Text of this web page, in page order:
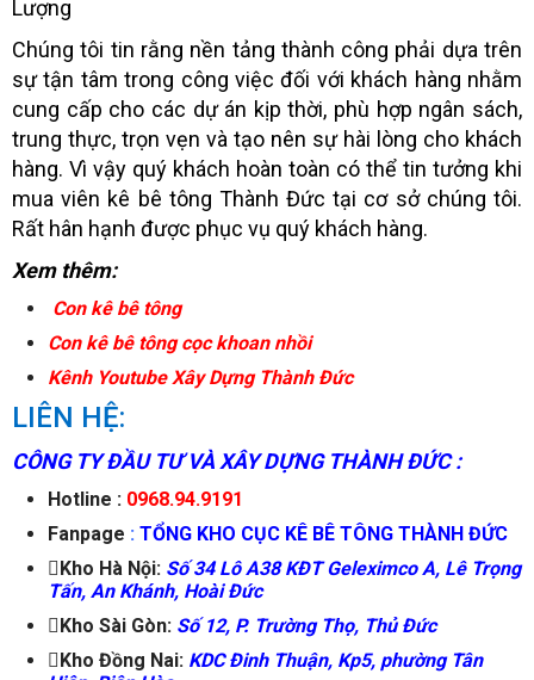
Chúng tôi tin rằng nền tảng thành công phải dựa trên
sự tận tâm trong công việc đối với khách hàng nhằm
cung cấp cho các dự án kịp thời, phù hợp ngân sách,
trung thực, trọn vẹn và tạo nên sự hài lòng cho khách
hàng. Vì vậy quý khách hoàn toàn có thể tin tưởng khi
mua viên kê bê tông Thành Đức tại cơ sở chúng tôi.
Rất hân hạnh được phục vụ quý khách hàng.
Xem thêm:
Con kê bê tông
Con kê bê tông cọc khoan nhồi
Kênh Youtube Xây Dựng Thành Đức
LIÊN HỆ:
CÔNG TY ĐẦU TƯ VÀ XÂY DỰNG THÀNH ĐỨC :
Hotline : 0968.94.9191
Fanpage : TỔNG KHO CỤC KÊ BÊ TÔNG THÀNH ĐỨC
Kho Hà Nội: Số 34 Lô A38 KĐT Geleximco A, Lê Trọng
Tấn, An Khánh, Hoài Đức
Kho Sài Gòn: Số 12, P. Trường Thọ, Thủ Đức
Kho Đồng Nai: KDC Đinh Thuận, Kp5, phường Tân